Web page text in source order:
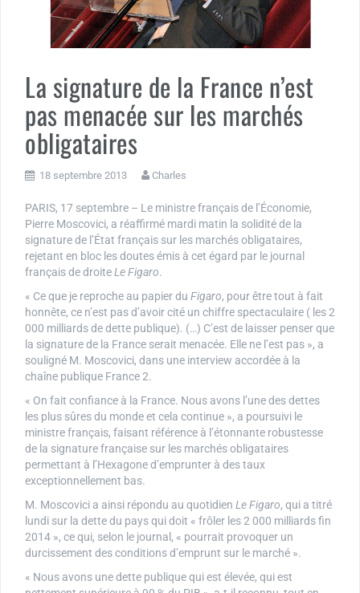
La signature de la France n’est
pas menacée sur les marchés
obligataires
18 septembre 2013 Charles
PARIS, 17 septembre – Le ministre français de l’Économie,
Pierre Moscovici, a réaffirmé mardi matin la solidité de la
signature de l’État français sur les marchés obligataires,
rejetant en bloc les doutes émis à cet égard par le journal
français de droiteLe Figaro.
« Ce que je reproche au papier du Figaro, pour être tout à fait
honnête, ce n’est pas d’avoir cité un chiffre spectaculaire ( les 2
000 milliards de dette publique). (…) C’est de laisser penser que
la signature de la France serait menacée. Elle ne l’est pas », a
souligné M. Moscovici, dans une interview accordée à la
chaîne publique France 2.
« On fait confiance à la France. Nous avons l’une des dettes
les plus sûres du monde et cela continue », a poursuivi le
ministre français, faisant référence à l’étonnante robustesse
de la signature française sur les marchés obligataires
permettant à l’Hexagone d’emprunter à des taux
exceptionnellement bas.
M. Moscovici a ainsi répondu au quotidien Le Figaro, qui a titré
lundi sur la dette du pays qui doit « frôler les 2 000 milliards fin
2014 », ce qui, selon le journal, « pourrait provoquer un
durcissement des conditions d’emprunt sur le marché ».
« Nous avons une dette publique qui est élevée, qui est